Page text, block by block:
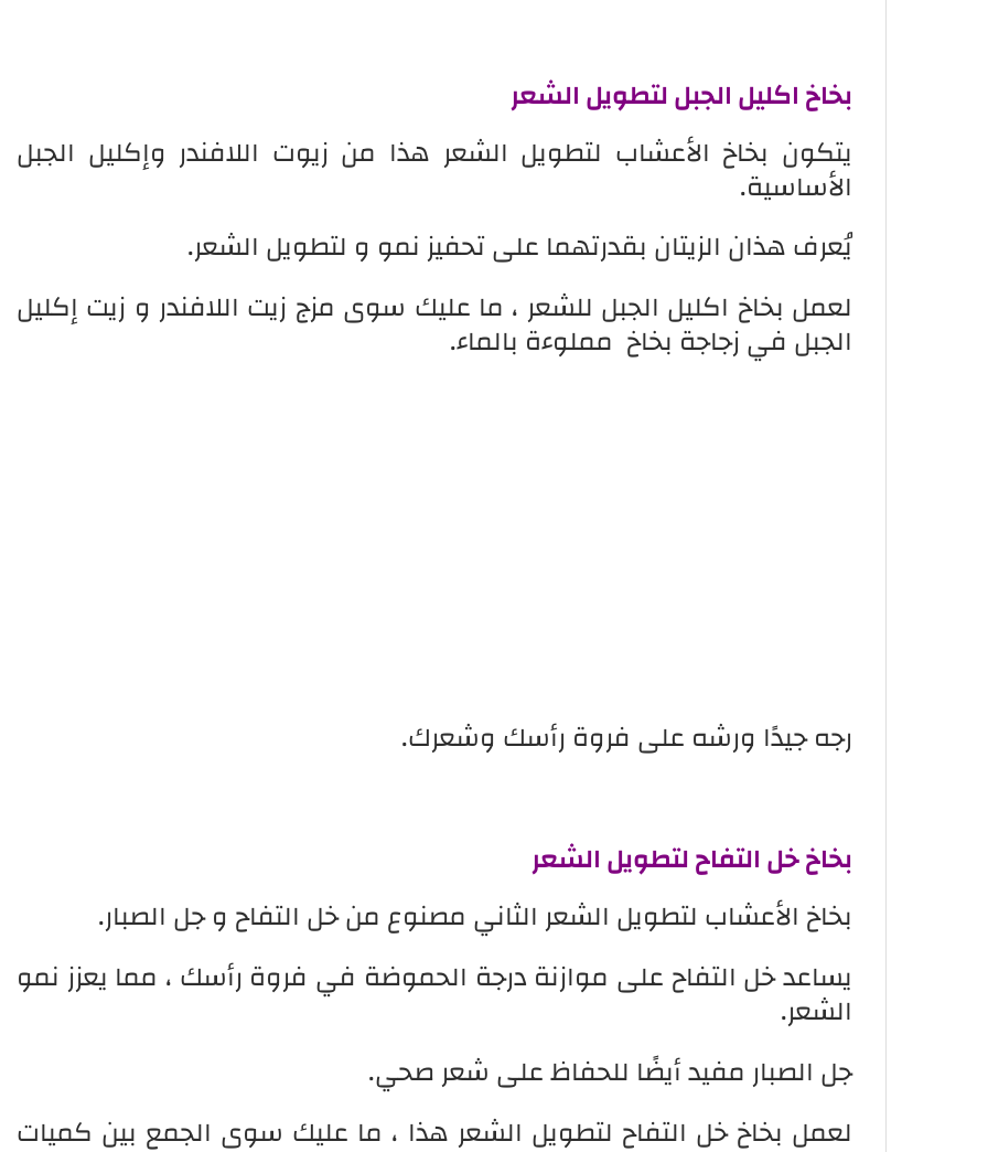
بخاخ اكليل الجبل لتطويل الشعر
يتكون بخاخ الأعشاب لتطويل الشعر هذا من زيوت اللافندر وإكليل الجبل
الأساسية.
يُعرف هذان الزيتان بقدرتهما على تحفيز نمو و لتطويل الشعر.
لعمل بخاخ اكليل الجبل للشعر ، ما عليك سوى مزج زيت اللافندر و زيت إكليل
الجبل في زجاجة بخاخ مملوءة بالماء.
رجه جيدًا ورشه على فروة رأسك وشعرك.
بخاخخل التفاح لتطويل الشعر
بخاخ الأعشاب لتطويل الشعر الثاني مصنوع من خل التفاح و جل الصبار.
يساعد خل التفاح على موازنة درجة الحموضة في فروة رأسك ، مما يعزز نمو
الشعر.
جل الصبار مفيد أيضًا للحفاظ على شعر صحي.
لعمل بخاخ خل التفاح لتطويل الشعر هذا ، ما عليك سوى الجمع بين كميات